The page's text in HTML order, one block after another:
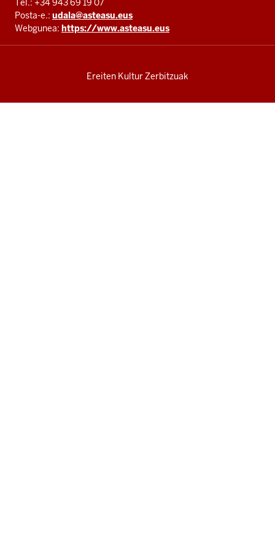
Tel.: +34 943 69 19 07
Posta-e.: udala@asteasu.eus
Webgunea: https://www.asteasu.eus
Ereiten Kultur Zerbitzuak